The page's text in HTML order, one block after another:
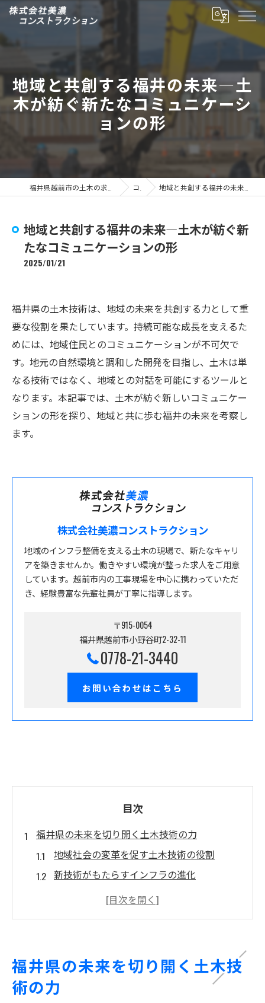
地域と共創する福井の未来―土
木が紡ぐ新たなコミュニケーシ
ョンの形
コラム 地域と共創する福井の未来―土木が紡ぐ新たなコミュニケーションの形
地域と共創する福井の未来―土木が紡ぐ新
たなコミュニケーションの形
2025/01/21
福井県の土木技術は、地域の未来を共創する力として重
要な役割を果たしています。持続可能な成長を支えるた
めには、地域住民とのコミュニケーションが不可欠で
す。地元の自然環境と調和した開発を目指し、土木は単
なる技術ではなく、地域との対話を可能にするツールと
なります。本記事では、土木が紡ぐ新しいコミュニケー
ションの形を探り、地域と共に歩む福井の未来を考察し
ます。
株式会社美濃コンストラクション
地域のインフラ整備を支える土木の現場で、新たなキャリ
アを築きませんか。働きやすい環境が整った求人をご用意
しています。越前市内の工事現場を中心に携わっていただ
き、経験豊富な先輩社員が丁寧に指導します。
〒915-0054
福井県越前市小野谷町2-32-11
0778-21-3440
お問い合わせはこちら
目次
福井県の未来を切り開く土木技術の力
地域社会の変革を促す土木技術の役割
新技術がもたらすインフラの進化
福井県における土木の未来展望
地域住民と共に進化する土木の新たな可能性
住民参加型プロジェクトの推進
福井県の未来を切り開く土木技
術の力